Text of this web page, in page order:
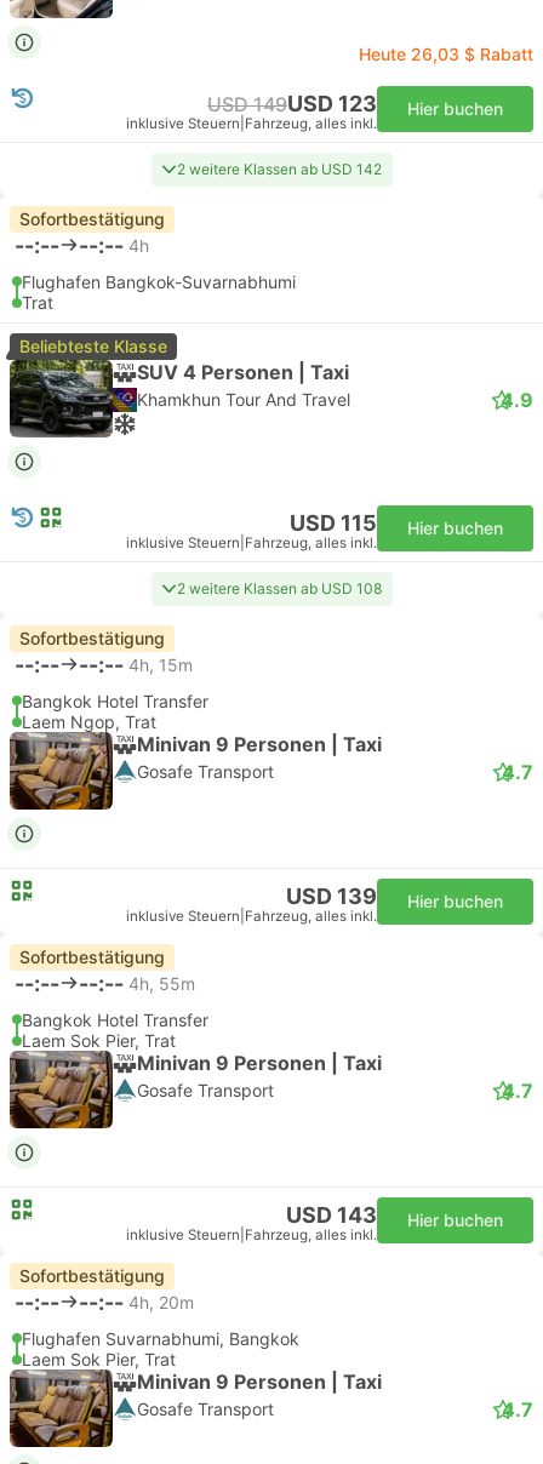
Heute 26,03 $ Rabatt
USD 149USD 123
inklusive Steuern Fahrzeug, alles inkl.
Hier buchen
2 weitere Klassen ab USD 142
Sofortbestätigung
--:-- --:-- 4h
Flughafen Bangkok-Suvarnabhumi
Trat
Beliebteste Klasse
SUV 4 Personen | Taxi
Khamkhun Tour And Travel 4.9
USD 115
inklusive Steuern Fahrzeug, alles inkl.
Hier buchen
2 weitere Klassen ab USD 108
Sofortbestätigung
--:-- --:-- 4h, 15m
Bangkok Hotel Transfer
Laem Ngop, Trat
Minivan 9 Personen | Taxi
Gosafe Transport 4.7
USD 139
inklusive Steuern Fahrzeug, alles inkl.
Hier buchen
Sofortbestätigung
--:-- --:-- 4h, 55m
Bangkok Hotel Transfer
Laem Sok Pier, Trat
Minivan 9 Personen | Taxi
Gosafe Transport 4.7
USD 143
inklusive Steuern Fahrzeug, alles inkl.
Hier buchen
Sofortbestätigung
--:-- --:-- 4h, 20m
Flughafen Suvarnabhumi, Bangkok
Laem Sok Pier, Trat
Minivan 9 Personen | Taxi
Gosafe Transport 4.7